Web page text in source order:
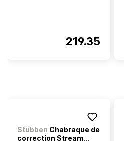
219.35
Stübben Chabraque de
correction Stream...